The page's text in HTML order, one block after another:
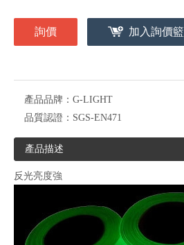
詢價 加入詢價籃
產品品牌： G-LIGHT
品質認證： SGS-EN471
產品描述
反光亮度強